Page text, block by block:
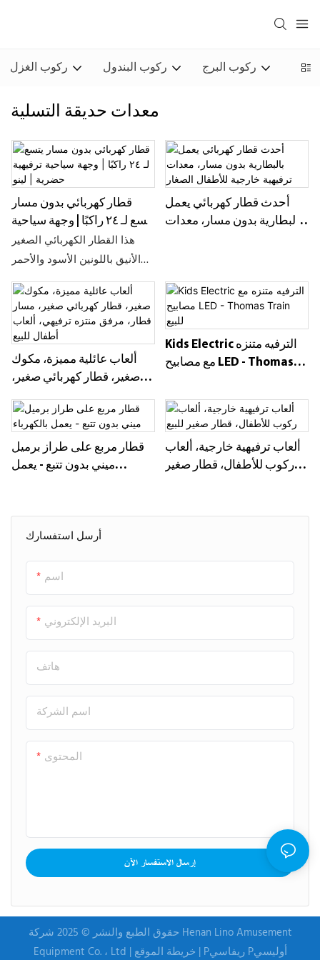
ركوب الغزل ركوب البندول ركوب البرج
معدات حديقة التسلية
أرسل استفسارك
اسم
البريد الإلكتروني
هاتف
اسم الشركة
المحتوى
إرسال الاستفسار الآن
قطار كهربائي بدون مسار
يتسع لـ ٢٤ راكبًا | وجهة سياحية
ترفيهية حضرية | لينو
هذا القطار الكهربائي الصغير
الأنيق باللونين الأسود والأحمر
مجهز بـ 20 مقعدًا ومصمم
خصيصًا للأطفال. يتميز بمظهر
أنيق وهو مليء بالجمال الفني
الحديث. يمكن تطبيقه على نطاق
واسع في مراكز التسوق والأماكن
ذات المناظر الخلابة والحدائق
وشوارع المشاة وغيرها من
الأماكن. لا يمكن أن يعمل فقط
كمشروع ترفيهي للأطفال، بل
يعمل أيضًا كقطار سياحي صديق
للبيئة لاستقبال السياح. سواء
المناظر الخلابة، فإن هذا القطار
بشكل فعال وتعزيز أجواء المكان.
إنه الاختيار الأمثل الذي يجمع بين
الجمال والود البيئي والعملية
أحدث قطار كهربائي يعمل
بالبطارية بدون مسار، معدات
ألعاب عائلية مميزة، مكوك
صغير، قطار كهربائي صغير،
ترفيهي، ألعاب أطفال للبيع
Kids Electric الترفيه متنزه
مع مصابيح LED - Thomas
قطار مربع على طراز برميل
ميني بدون تتبع - يعمل
ألعاب ترفيهية خارجية، ألعاب
ركوب للأطفال، قطار صغير
حقوق الطبع والنشر © 2025 شركة Henan Lino Amusement
Equipment Co. ، Ltd |
| Pريفاسي Pأوليسي